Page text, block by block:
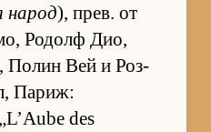
на­род), прев. от
Ро­долф Дио,
По­лин Вей и Роз-
Па­риж:
des